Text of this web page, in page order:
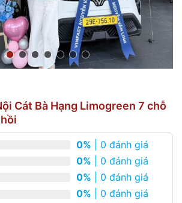
Cát Bà Hạng Limogreen 7 chỗ
0% | 0 đánh giá
0% | 0 đánh giá
0% | 0 đánh giá
0% | 0 đánh giá